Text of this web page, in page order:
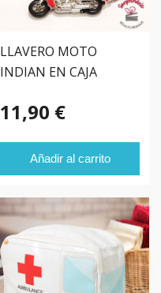
LLAVERO MOTO
INDIAN EN CAJA
11,90 €
Añadir al carrito